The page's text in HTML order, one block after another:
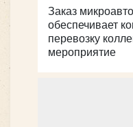
Заказ
обеспечивает
перевозку
мероприятие